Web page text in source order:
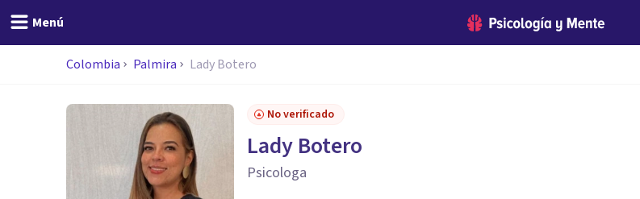
Menú
Colombia Palmira Lady Botero
No verificado
Lady Botero
Psicologa